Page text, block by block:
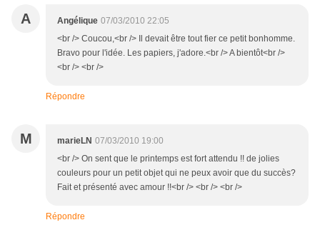
A Angélique 07/03/2010 22:05
<br /> Coucou,<br /> Il devait être tout fier ce petit bonhomme.
Bravo pour l'idée. Les papiers, j'adore.<br /> A bientôt<br />
<br /> <br />
Répondre
M marieLN 07/03/2010 19:00
<br /> On sent que le printemps est fort attendu !! de jolies
couleurs pour un petit objet qui ne peux avoir que du succès?
Fait et présenté avec amour !!<br /> <br /> <br />
Répondre